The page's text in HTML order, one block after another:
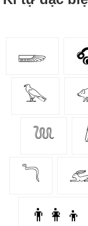
𓆃
𓅂
𓆙
𓆓
👨‍👩‍👦